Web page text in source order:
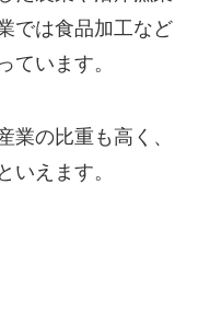
では食品加工など
ています。
業の比重も高く、
いえます。